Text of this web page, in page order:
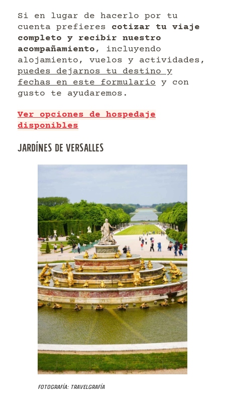
Si en lugar de hacerlo por tu
cuenta prefieres cotizar tu viaje
completo y recibir nuestro
acompañamiento , incluyendo
alojamiento, vuelos y actividades,
puedes dejarnos tu destino y
fechas en este formulario y con
gusto te ayudaremos.
Ver opciones de hospedaje
disponibles
JARDÍNES DE VERSALLES
Fotografía: Travelgrafía